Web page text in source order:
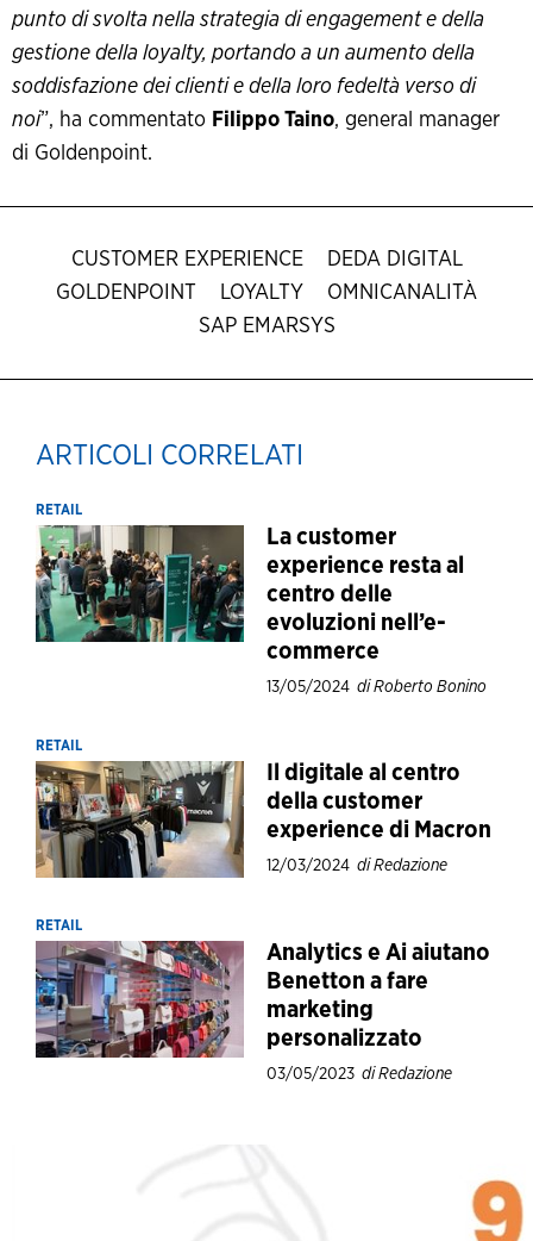
punto di svolta nella strategia di engagement e della
gestione della loyalty, portando a un aumento della
soddisfazione dei clienti e della loro fedeltà verso di
noi”, ha commentato Filippo Taino, general manager
di Goldenpoint.
CUSTOMER EXPERIENCE
DEDA DIGITAL
GOLDENPOINT
LOYALTY
OMNICANALITÀ
SAP EMARSYS
ARTICOLI CORRELATI
RETAIL
La customer
experience resta al
centro delle
evoluzioni nell’e-
commerce
13/05/2024 di Roberto Bonino
RETAIL
Il digitale al centro
della customer
experience di Macron
12/03/2024 di Redazione
RETAIL
Analytics e Ai aiutano
Benetton a fare
marketing
personalizzato
03/05/2023 di Redazione